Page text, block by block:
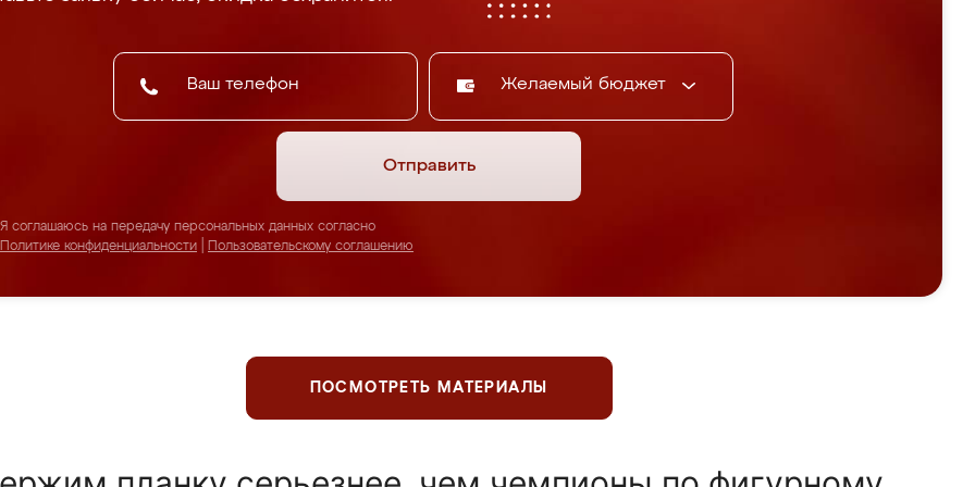
Желаемый бюджет
Отправить
Я соглашаюсь на передачу персональных данных согласно
Политике конфиденциальности
Пользовательскому соглашению
ПОСМОТРЕТЬ МАТЕРИАЛЫ